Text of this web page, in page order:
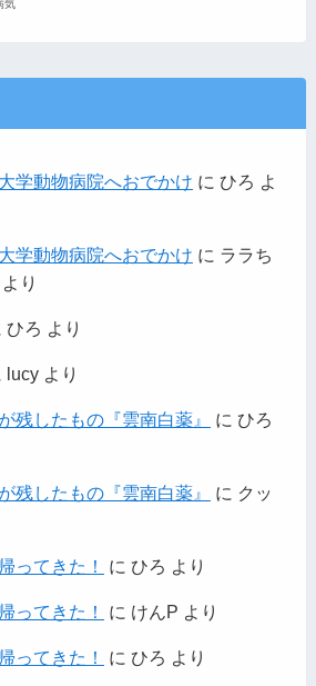
気
学動物病院へおでかけ に ひろ よ
学動物病院へおでかけ に ララち
より
ひろ より
lucyより
残したもの『雲南白薬』 に ひろ
残したもの『雲南白薬』 に クッ
ってきた！ に ひろ より
ってきた！ に けんP より
ってきた！ に ひろ より